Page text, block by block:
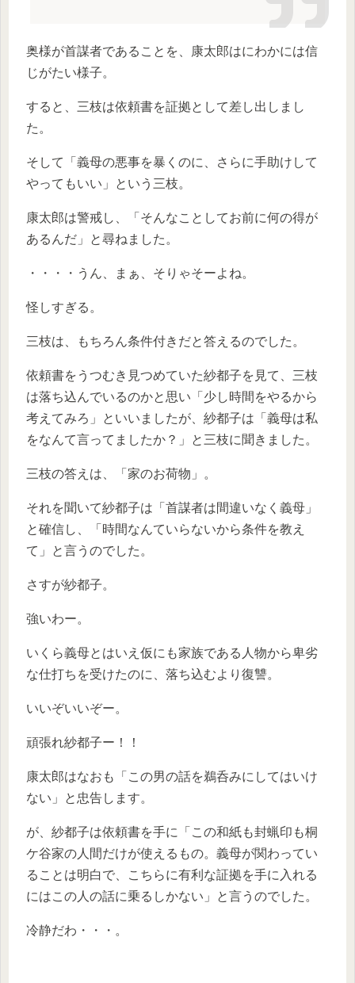
奥様が首謀者であることを、康太郎はにわかには信
じがたい様子。
すると、三枝は依頼書を証拠として差し出しまし
た。
そして「義母の悪事を暴くのに、さらに手助けして
やってもいい」という三枝。
康太郎は警戒し、「そんなことしてお前に何の得が
あるんだ」と尋ねました。
・・・・うん、まぁ、そりゃそーよね。
怪しすぎる。
三枝は、もちろん条件付きだと答えるのでした。
依頼書をうつむき見つめていた紗都子を見て、三枝
は落ち込んでいるのかと思い「少し時間をやるから
考えてみろ」といいましたが、紗都子は「義母は私
をなんて言ってましたか？」と三枝に聞きました。
三枝の答えは、「家のお荷物」。
それを聞いて紗都子は「首謀者は間違いなく義母」
と確信し、「時間なんていらないから条件を教え
て」と言うのでした。
さすが紗都子。
強いわー。
いくら義母とはいえ仮にも家族である人物から卑劣
な仕打ちを受けたのに、落ち込むより復讐。
いいぞいいぞー。
頑張れ紗都子ー！！
康太郎はなおも「この男の話を鵜呑みにしてはいけ
ない」と忠告します。
が、紗都子は依頼書を手に「この和紙も封蝋印も桐
ケ谷家の人間だけが使えるもの。義母が関わってい
ることは明白で、こちらに有利な証拠を手に入れる
にはこの人の話に乗るしかない」と言うのでした。
冷静だわ・・・。